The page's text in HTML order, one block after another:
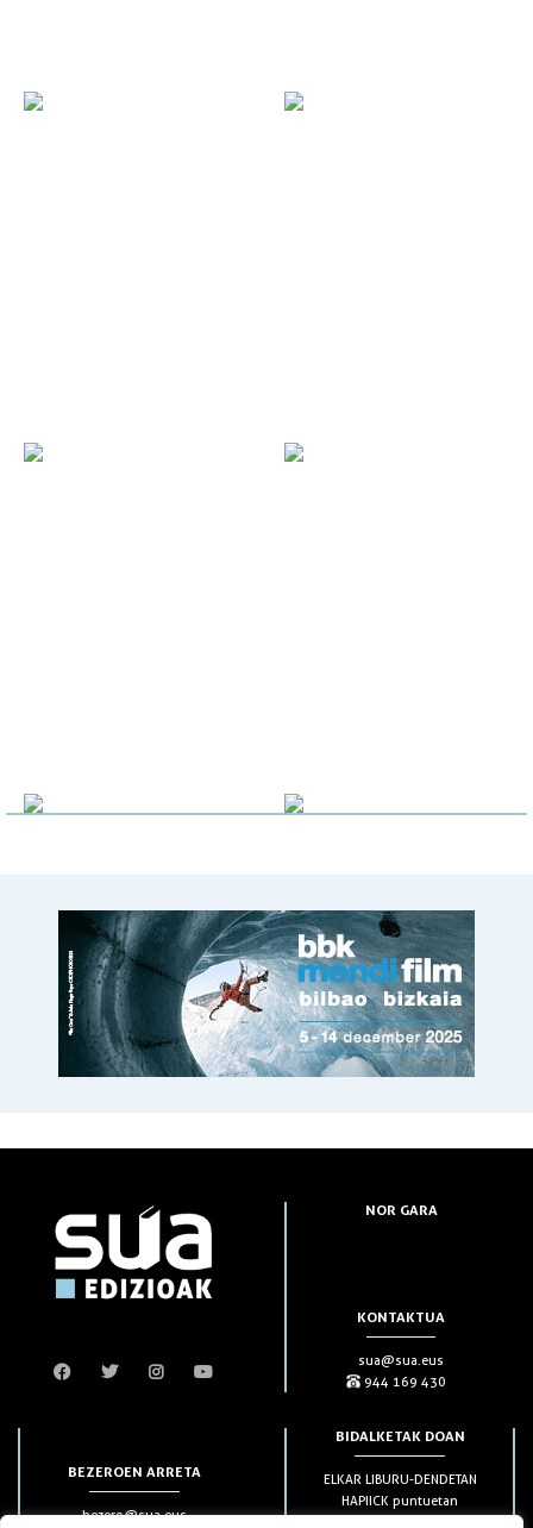
NOR GARA
KONTAKTUA
sua@sua.eus
944 169 430
BEZEROEN ARRETA
bezero@sua.eus
BIDALKETAK DOAN
ELKAR LIBURU-DENDETAN
HAPIICK puntuetan